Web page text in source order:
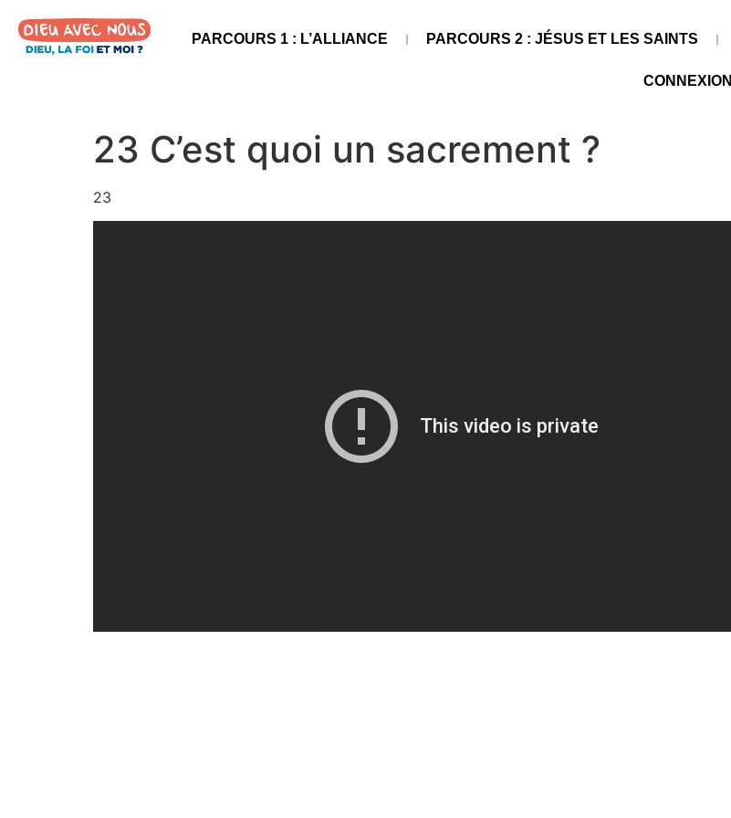
PARCOURS 1 : L’ALLIANCE PARCOURS 2 : JÉSUS ET LES SAINTS
CONNEXION
23 C’est quoi un sacrement ?
23